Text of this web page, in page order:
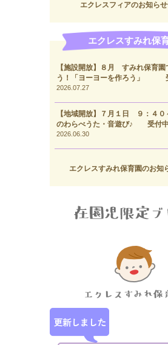
エクレスフィアのお知ら
エクレスすみれ保
【施設開放】８月 すみれ保育園
う！「ヨーヨーを作ろう」
2026.07.27
【地域開放】７月１日 ９：４
のわらべうた・音遊び♪ 受付
2026.06.30
エクレスすみれ保育園のお知